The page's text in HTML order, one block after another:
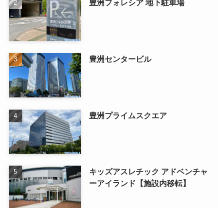
豊洲フォレシア 地下駐車場
豊洲センタービル
豊洲プライムスクエア
キッズアスレチック アドベンチャ
ーアイランド【施設内移転】